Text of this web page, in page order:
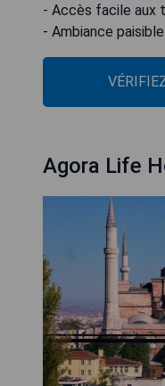
- Accès facile aux
- Ambiance
Agora Life